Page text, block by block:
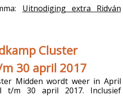
Uitnodiging extra Ridván
Cluster
30 april 2017
Midden wordt weer in April
t/m 30 april 2017. Inclusief